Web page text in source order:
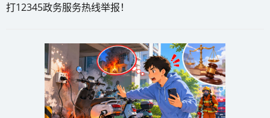
打12345政务服务热线举报！